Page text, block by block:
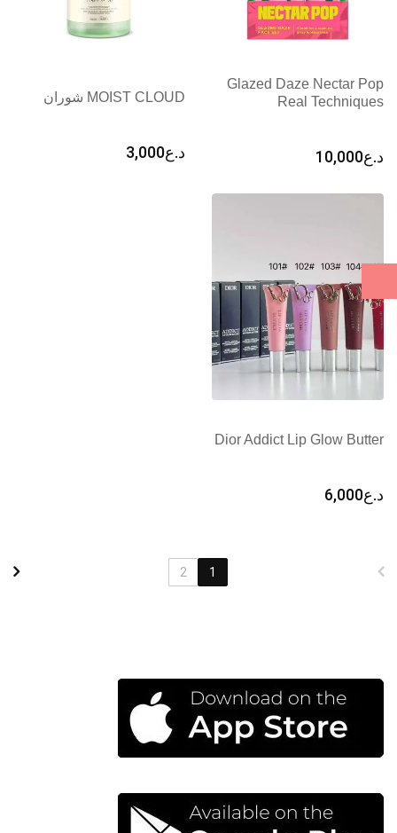
Glazed Daze Nectar Pop
Real Techniques
د.ع10,000
MOIST CLOUD شوران
د.ع3,000
Dior Addict Lip Glow Butter
د.ع6,000
1
2